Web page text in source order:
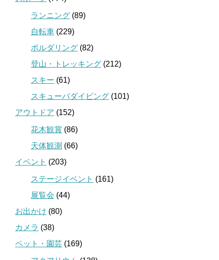
ランニング (89)
自転車 (229)
ボルダリング (82)
登山・トレッキング (212)
スキー (61)
スキューバダイビング (101)
アウトドア (152)
花木観賞 (86)
天体観測 (66)
イベント (203)
ステージイベント (161)
展覧会 (44)
お出かけ (80)
カメラ (38)
ペット・園芸 (169)